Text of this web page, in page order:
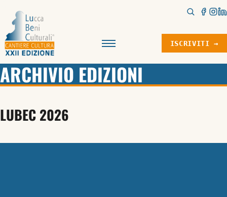
Menu
ISCRIVITI →
ARCHIVIO EDIZIONI
LUBEC 2026